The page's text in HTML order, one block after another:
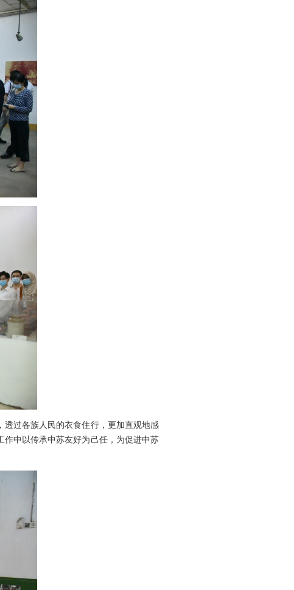
过各族人民的衣食住行，更加直观地感
中以传承中苏友好为己任，为促进中苏